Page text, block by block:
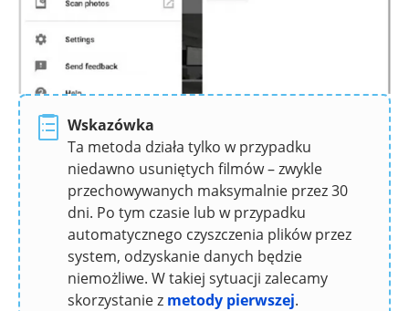
Wskazówka
Ta metoda działa tylko w przypadku
niedawno usuniętych filmów – zwykle
przechowywanych maksymalnie przez 30
dni. Po tym czasie lub w przypadku
automatycznego czyszczenia plików przez
system, odzyskanie danych będzie
niemożliwe. W takiej sytuacji zalecamy
skorzystanie z metody pierwszej.